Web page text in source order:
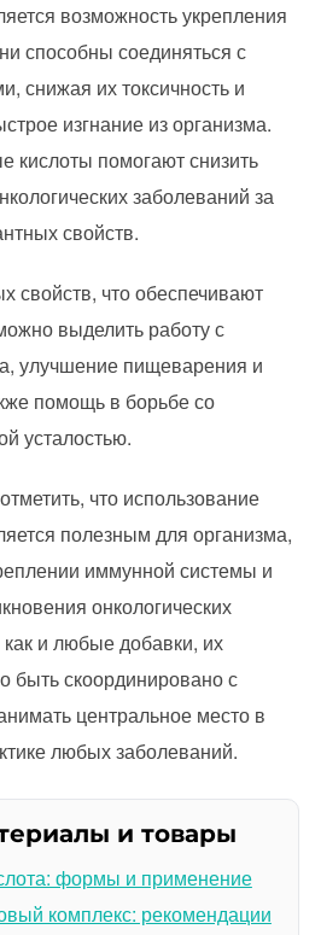
возможность укрепления
способны соединяться с
снижая их токсичность и
изгнание из организма.
кислоты помогают снизить
заболеваний за
свойств.
свойств, что обеспечивают
выделить работу с
улучшение пищеварения и
помощь в борьбе со
усталостью.
что использование
полезным для организма,
иммунной системы и
онкологических
и любые добавки, их
быть скоординировано с
центральное место в
любых заболеваний.
и товары
формы и применение
комплекс: рекомендации